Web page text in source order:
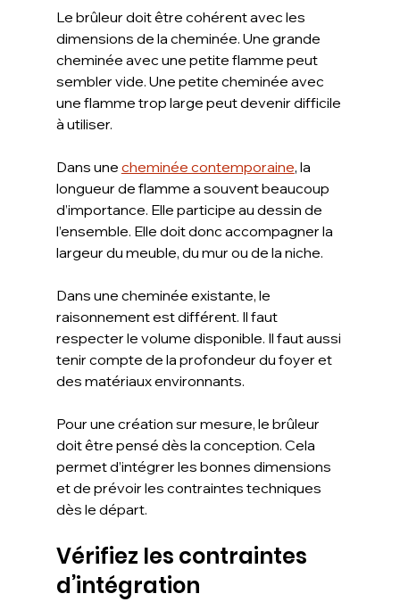
Le brûleur doit être cohérent avec les
dimensions de la cheminée. Une grande
cheminée avec une petite flamme peut
sembler vide. Une petite cheminée avec
une flamme trop large peut devenir difficile
à utiliser.
Dans une cheminée contemporaine, la
longueur de flamme a souvent beaucoup
d’importance. Elle participe au dessin de
l’ensemble. Elle doit donc accompagner la
largeur du meuble, du mur ou de la niche.
Dans une cheminée existante, le
raisonnement est différent. Il faut
respecter le volume disponible. Il faut aussi
tenir compte de la profondeur du foyer et
des matériaux environnants.
Pour une création sur mesure, le brûleur
doit être pensé dès la conception. Cela
permet d’intégrer les bonnes dimensions
et de prévoir les contraintes techniques
dès le départ.
Vérifiez les contraintes
d’intégration